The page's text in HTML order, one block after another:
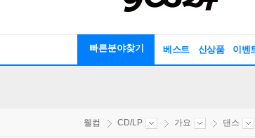
빠른분야찾기 베스트 신상품 이벤
웰컴 CD/LP 가요 댄스